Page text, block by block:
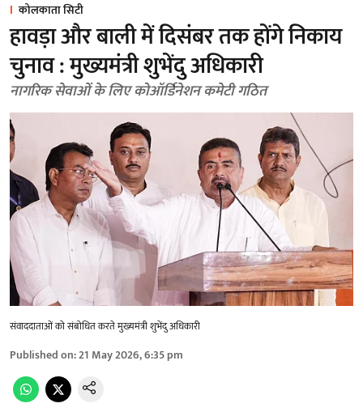
कोलकाता सिटी
हावड़ा और बाली में दिसंबर तक होंगे निकाय
चुनाव : मुख्यमंत्री शुभेंदु अधिकारी
नागरिक सेवाओं के लिए कोऑर्डिनेशन कमेटी गठित
संवाददाताओं को संबोधित करते मुख्यमंत्री शुभेंदु अधिकारी
Published on:21 May 2026, 6:35 pm